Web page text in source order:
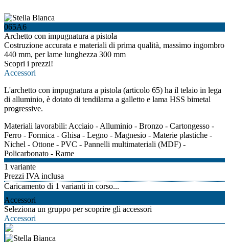
065A6
Archetto con impugnatura a pistola
Costruzione accurata e materiali di prima qualità, massimo ingombro
440 mm, per lame lunghezza 300 mm
Scopri i prezzi!
Accessori
L'archetto con impugnatura a pistola (articolo 65) ha il telaio in lega
di alluminio, è dotato di tendilama a galletto e lama HSS bimetal
progressive.
Materiali lavorabili: Acciaio - Alluminio - Bronzo - Cartongesso -
Ferro - Formica - Ghisa - Legno - Magnesio - Materie plastiche -
Nichel - Ottone - PVC - Pannelli multimateriali (MDF) -
Policarbonato - Rame
1 variante
Prezzi IVA inclusa
Caricamento di 1 varianti in corso...
Accessori
Seleziona un gruppo per scoprire gli accessori
Accessori